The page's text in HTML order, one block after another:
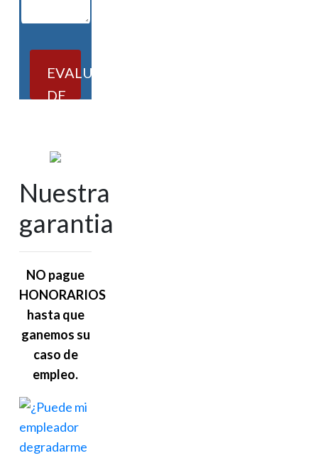
EVALUACIÓN
DE
Nuestra
garantia
NO pague
HONORARIOS
hasta que
ganemos su
caso de
empleo.